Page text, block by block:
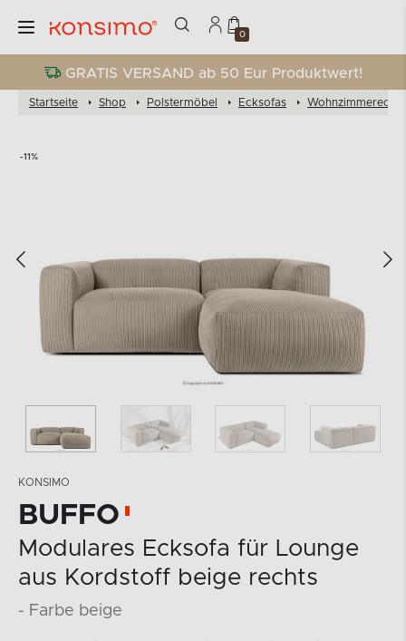
0
GRATIS VERSAND ab 50 Eur Produktwert!
Startseite Shop Polstermöbel Ecksofas
-11%
KONSIMO
BUFFO
Modulares Ecksofa für Lounge
aus Kordstoff beige rechts
- Farbe beige